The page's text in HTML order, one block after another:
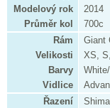
Modelový rok
2014
Průměr kol
700c
Rám
Giant
Velikosti
XS,
Barvy
Vidlice
Řazení